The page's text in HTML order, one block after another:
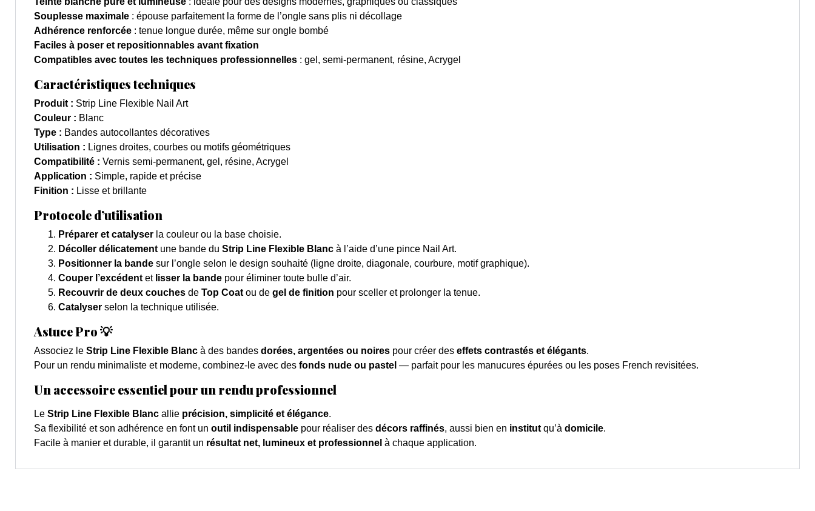
Souplesse maximale : épouse parfaitement la forme de l’ongle sans plis ni décollage
Adhérence renforcée : tenue longue durée, même sur ongle bombé
Faciles à poser et repositionnables avant fixation
Compatibles avec toutes les techniques professionnelles : gel, semi-permanent, résine, Acrygel
Caractéristiques techniques
Produit : Strip Line Flexible Nail Art
Couleur : Blanc
Type : Bandes autocollantes décoratives
Utilisation : Lignes droites, courbes ou motifs géométriques
Compatibilité : Vernis semi-permanent, gel, résine, Acrygel
Application : Simple, rapide et précise
Finition : Lisse et brillante
Protocole d’utilisation
Préparer et catalyser la couleur ou la base choisie.
Décoller délicatementune bande du Strip Line Flexible Blanc à l’aide d’une pince Nail Art.
Positionner la bande sur l’ongle selon le design souhaité (ligne droite, diagonale, courbure, motif graphique).
Couper l’excédentet lisser la bande pour éliminer toute bulle d’air.
Recouvrir de deux couches de Top Coatou de gel de finition pour sceller et prolonger la tenue.
Catalyser selon la technique utilisée.
Astuce Pro 💡
Associez le Strip Line Flexible Blanc à des bandes dorées, argentées ou noires pour créer des effets contrastés et élégants.
Pour un rendu minimaliste et moderne, combinez-le avec des fonds nude ou pastel — parfait pour les manucures épurées ou les poses French revisitées.
Un accessoire essentiel pour un rendu professionnel
Le Strip Line Flexible Blanc allie précision, simplicité et élégance.
Sa flexibilité et son adhérence en font un outil indispensable pour réaliser des décors raffinés, aussi bien en institutqu’à domicile.
Facile à manier et durable, il garantit un résultat net, lumineux et professionnel à chaque application.